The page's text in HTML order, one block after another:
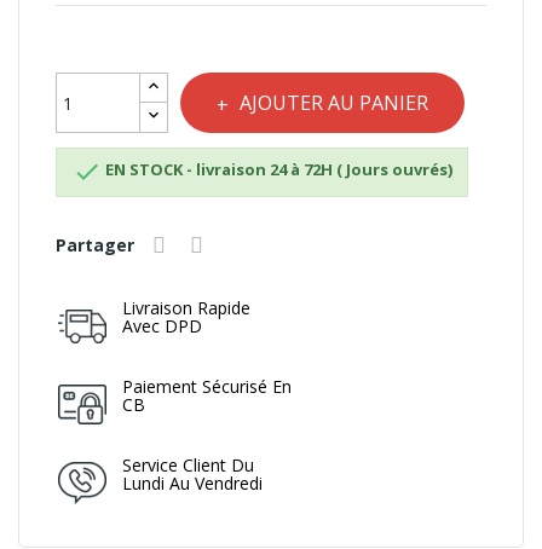
AJOUTER AU PANIER
 EN STOCK - livraison 24 à 72H ( Jours ouvrés)
Partager
Livraison Rapide
Avec DPD
Paiement Sécurisé En
CB
Service Client Du
Lundi Au Vendredi